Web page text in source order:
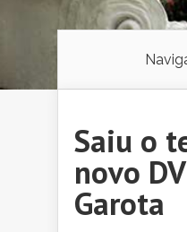
Saiu o
novo
Garota